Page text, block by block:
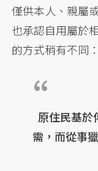
僅供本人、親屬
也承認自用屬於
的方式稍有不同：
原住民基於
需，而從事